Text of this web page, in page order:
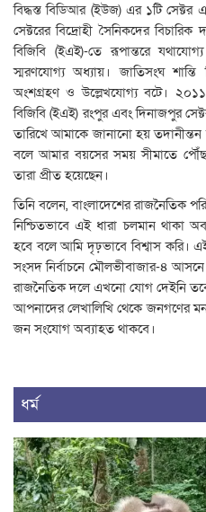
বিদ্ধস্ত বিডিআর (ইউজ) এর ১টি সেক্টর
সেক্টরের বিদ্রোহী সৈনিকদের
বিজিবি (ইএই)-তে রূপান্তরে
স্মরণযোগ্য অধ্যায়। জাতিসংঘ
অংশগ্রহণ ও উল্লেখযোগ্য বটে।
বিজিবি (ইএই) রংপুর এবং দিনাজপুর
তারিখে আমাকে জানানো হয় তদানীন্তন
বলে আমার বয়সের সময় সীমাতে
তারা প্রীত হয়েছেন।
তিনি বলেন, বাংলাদেশের রাজনৈতিক
নিশ্চিতভাবে এই ধারা চলমান থাকা
হবে বলে আমি দৃঢ়ভাবে বিশ্বাস করি।
সংসদ নির্বাচনে মৌলভীবাজার-৪ আসনে
রাজনৈতিক দলে এখনো যোগ দেইনি
আপনাদের লেখালিখি থেকে জনগণের
জন সংযোগ অব্যাহত থাকবে।
ধর্ম